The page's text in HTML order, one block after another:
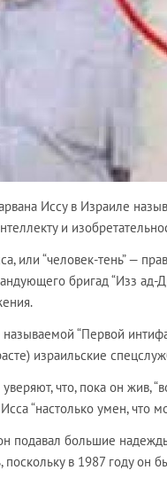
Иссу в Израиле
и
или “человек-тень” —
бригад “Изз
называемой “Первой
израильские
что, пока он жив,
“настолько умен, что
подавал большие
поскольку в 1987 году он